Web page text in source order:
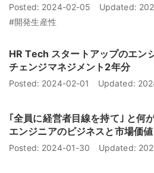
Posted: 2024-02-05 Updated:
#開発生産性
HR Tech スタートアップのエン
チェンジマネジメント2年分
Posted: 2024-02-01 Updated:
｢全員に経営者目線を持て｣ と何
エンジニアのビジネスと市場価
Posted: 2024-01-30 Updated: